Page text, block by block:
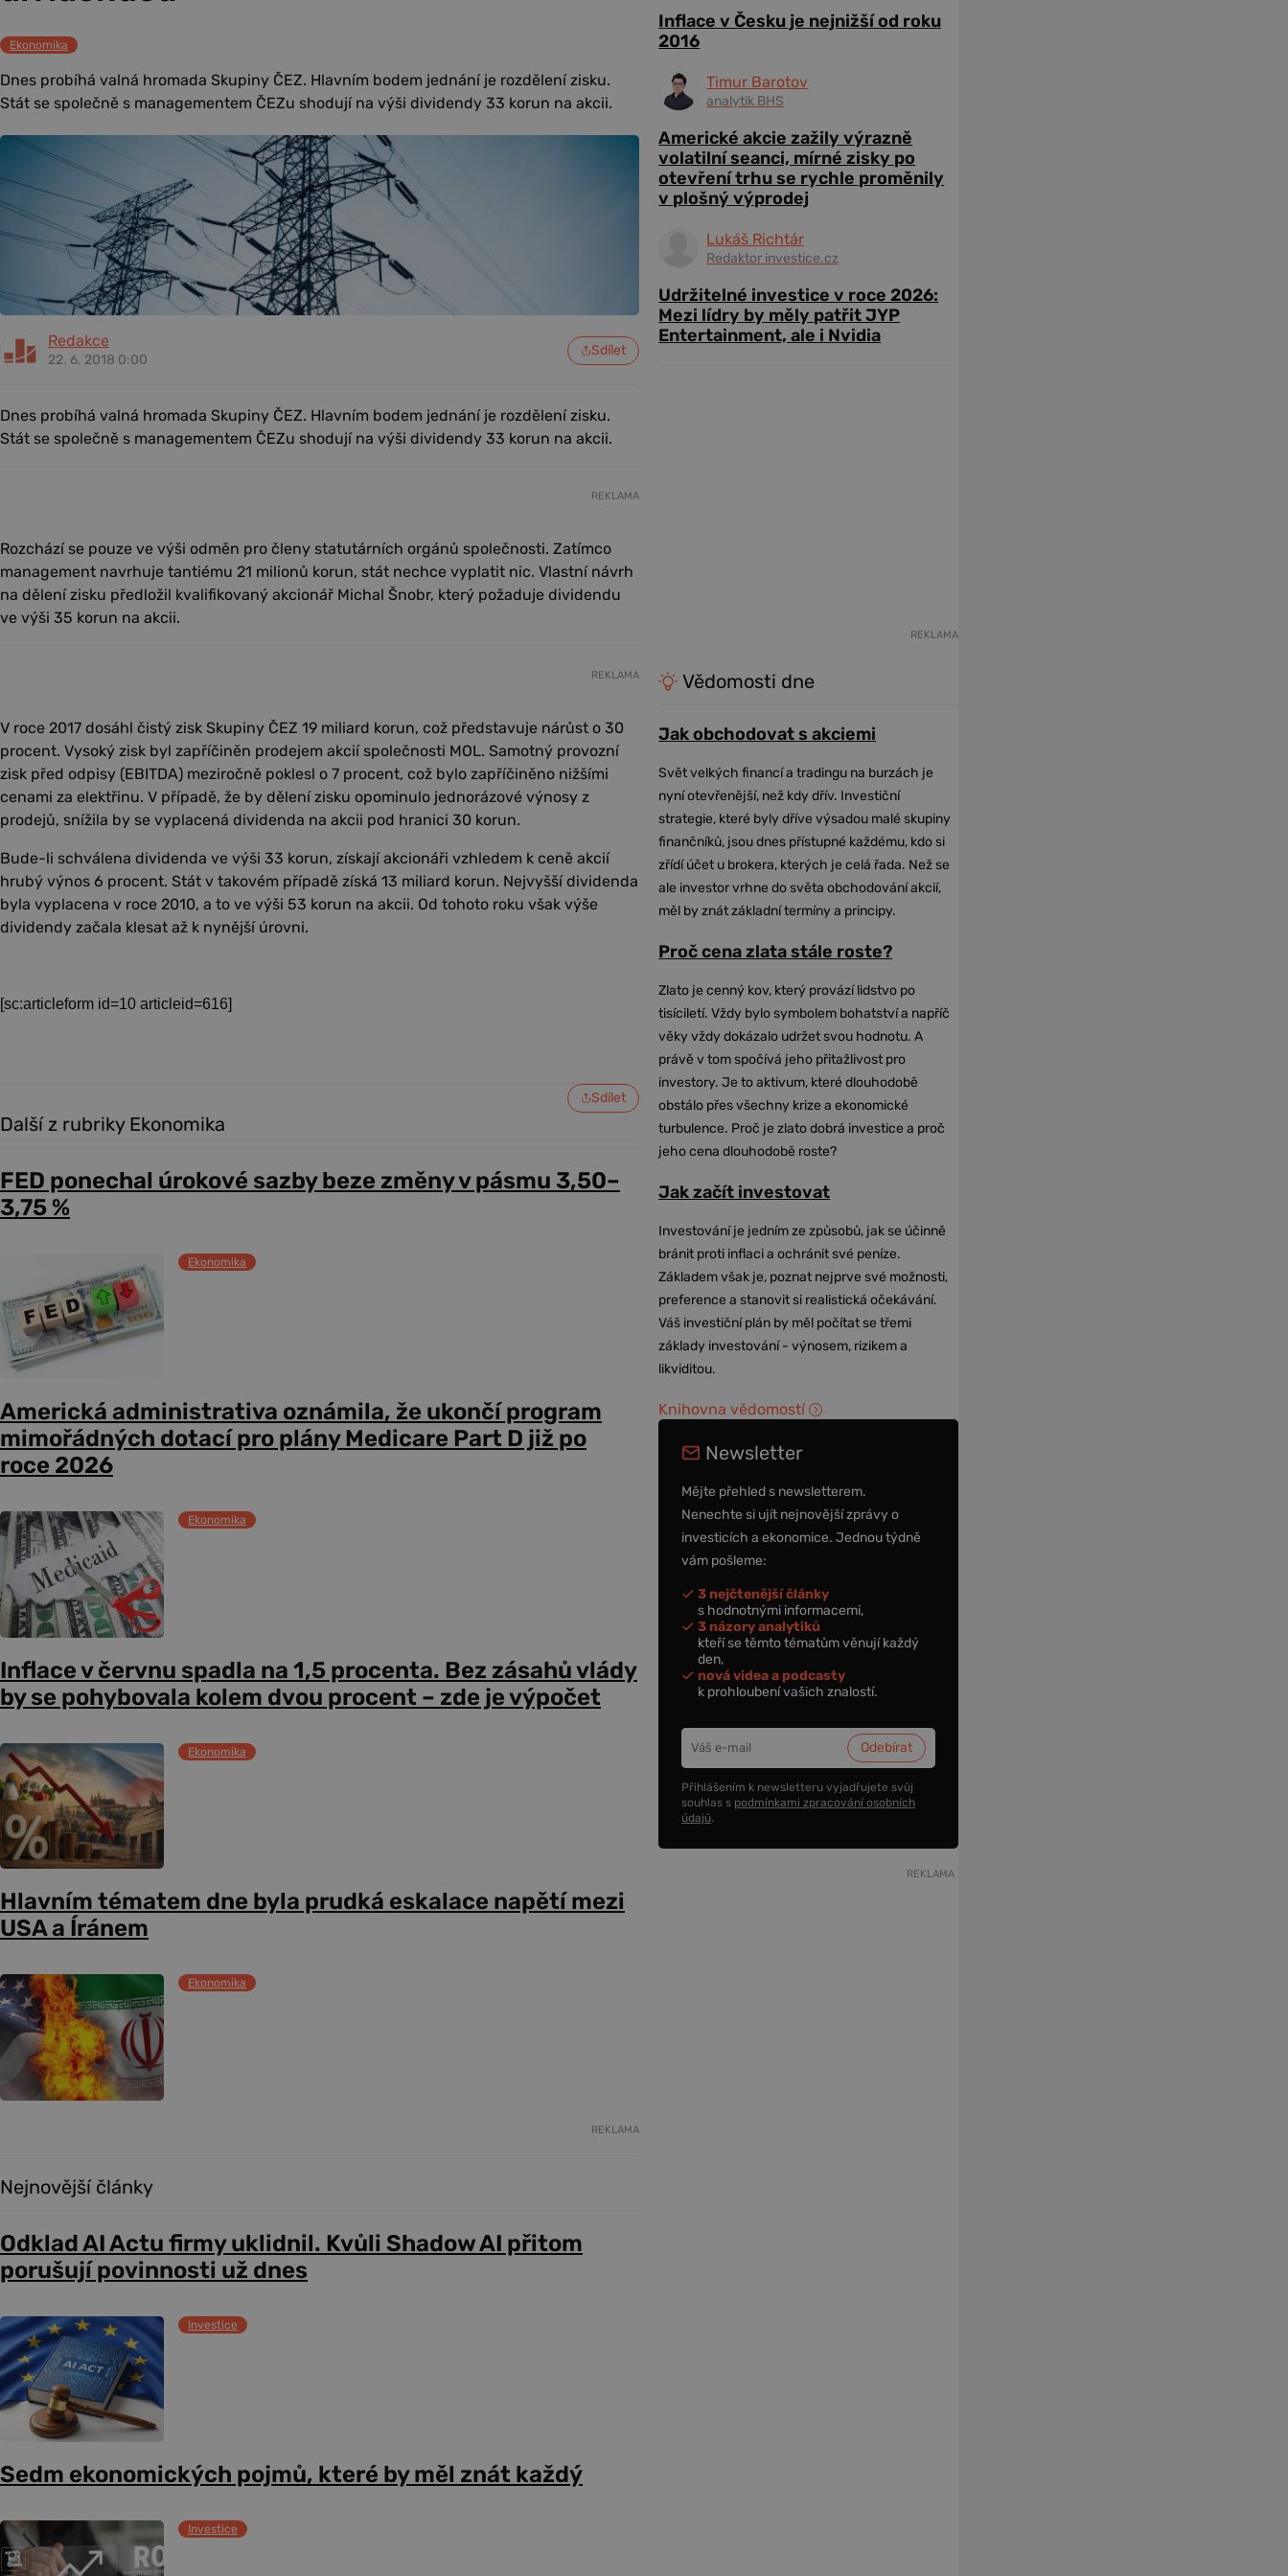
Ekonomika
Dnes probíhá valná hromada Skupiny ČEZ. Hlavním bodem jednání je rozdělení zisku.
Stát se společně s managementem ČEZu shodují na výši dividendy 33 korun na akcii.
Redakce
22. 6. 2018 0:00
Sdílet
Dnes probíhá valná hromada Skupiny ČEZ. Hlavním bodem jednání je rozdělení zisku.
Stát se společně s managementem ČEZu shodují na výši dividendy 33 korun na akcii.
REKLAMA
Rozchází se pouze ve výši odměn pro členy statutárních orgánů společnosti. Zatímco
management navrhuje tantiému 21 milionů korun, stát nechce vyplatit nic. Vlastní návrh
na dělení zisku předložil kvalifikovaný akcionář Michal Šnobr, který požaduje dividendu
ve výši 35 korun na akcii.
REKLAMA
V roce 2017 dosáhl čistý zisk Skupiny ČEZ 19 miliard korun, což představuje nárůst o 30
procent. Vysoký zisk byl zapříčiněn prodejem akcií společnosti MOL. Samotný provozní
zisk před odpisy (EBITDA) meziročně poklesl o 7 procent, což bylo zapříčiněno nižšími
cenami za elektřinu. V případě, že by dělení zisku opominulo jednorázové výnosy z
prodejů, snížila by se vyplacená dividenda na akcii pod hranici 30 korun.
Bude-li schválena dividenda ve výši 33 korun, získají akcionáři vzhledem k ceně akcií
hrubý výnos 6 procent. Stát v takovém případě získá 13 miliard korun. Nejvyšší dividenda
byla vyplacena v roce 2010, a to ve výši 53 korun na akcii. Od tohoto roku však výše
dividendy začala klesat až k nynější úrovni.
[sc:articleform id=10 articleid=616]
Sdílet
Další z rubriky Ekonomika
FED ponechal úrokové sazby beze změny v pásmu 3,50–
3,75 %
Ekonomika
Americká administrativa oznámila, že ukončí program
mimořádných dotací pro plány Medicare Part D již po
roce 2026
Ekonomika
Inflace v červnu spadla na 1,5 procenta. Bez zásahů vlády
by se pohybovala kolem dvou procent – zde je výpočet
Ekonomika
Hlavním tématem dne byla prudká eskalace napětí mezi
USA a Íránem
Ekonomika
REKLAMA
Nejnovější články
Odklad AI Actu firmy uklidnil. Kvůli Shadow AI přitom
porušují povinnosti už dnes
Investice
Sedm ekonomických pojmů, které by měl znát každý
Investice
Inflace v Česku je nejnižší od roku
2016
Timur Barotov
analytik BHS
Americké akcie zažily výrazně
volatilní seanci, mírné zisky po
otevření trhu se rychle proměnily
v plošný výprodej
Lukáš Richtár
Redaktor investice.cz
Udržitelné investice v roce 2026:
Mezi lídry by měly patřit JYP
Entertainment, ale i Nvidia
REKLAMA
Vědomosti dne
Jak obchodovat s akciemi
Svět velkých financí a tradingu na burzách je
nyní otevřenější, než kdy dřív. Investiční
strategie, které byly dříve výsadou malé skupiny
finančníků, jsou dnes přístupné každému, kdo si
zřídí účet u brokera, kterých je celá řada. Než se
ale investor vrhne do světa obchodování akcií,
měl by znát základní termíny a principy.
Proč cena zlata stále roste?
Zlato je cenný kov, který provází lidstvo po
tisíciletí. Vždy bylo symbolem bohatství a napříč
věky vždy dokázalo udržet svou hodnotu. A
právě v tom spočívá jeho přitažlivost pro
investory. Je to aktivum, které dlouhodobě
obstálo přes všechny krize a ekonomické
turbulence. Proč je zlato dobrá investice a proč
jeho cena dlouhodobě roste?
Jak začít investovat
Investování je jedním ze způsobů, jak se účinně
bránit proti inflaci a ochránit své peníze.
Základem však je, poznat nejprve své možnosti,
preference a stanovit si realistická očekávání.
Váš investiční plán by měl počítat se třemi
základy investování - výnosem, rizikem a
likviditou.
Knihovna vědomostí
Newsletter
Mějte přehled s newsletterem.
Nenechte si ujít nejnovější zprávy o
investicích a ekonomice. Jednou týdně
vám pošleme:
3 nejčtenější články
s hodnotnými informacemi,
3 názory analytiků
kteří se těmto tématům věnují každý
den,
nová videa a podcasty
k prohloubení vašich znalostí.
Přihlášením k newsletteru vyjadřujete svůj
souhlas s podmínkami zpracování osobních
údajů.
REKLAMA